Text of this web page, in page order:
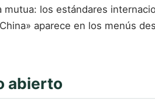
los estándares
aparece en los menús
abierto